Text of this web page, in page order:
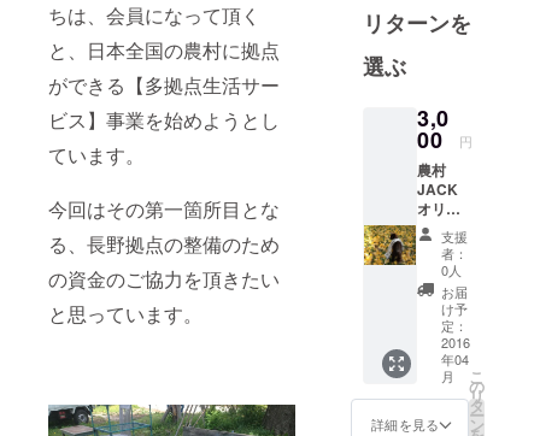
ちは、会員になって頂く
と、日本全国の農村に拠点
ができる【多拠点生活サー
ビス】事業を始めようとし
ています。
今回はその第一箇所目とな
る、長野拠点の整備のため
の資金のご協力を頂きたい
と思っています。
て東南アジ
アを巡り、
2014年に香
港でイチゴ
栽培を経
2015年に帰
国後、農業
関連事業で
起業を目指
し、農村
JACKを開
始。IoTを活
用したハイ
テク農業な
どの研究も
リターンを
選ぶ
3,0
00 円
農村
JACK
オリジ
ナルス
テッ
カー
（現在
作成
中）
と、ネ
コの子
猫から
の成長
過程動
支援
者：
0人
お届
け予
定：
2016
年04
月
詳細を見る
こ
の
リ
タ
ー
ン